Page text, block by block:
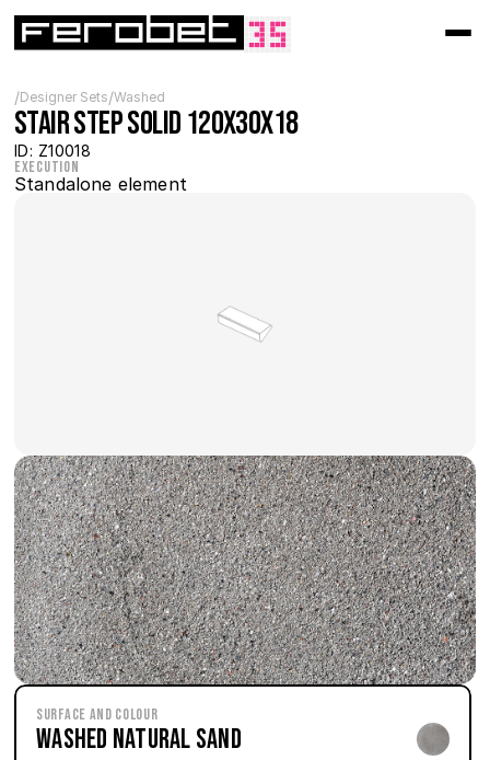
/Designer Sets/Washed
Stair step solid 120x30x18
ID: Z10018
Execution
Standalone element
Surface and Colour
Washed Natural Sand